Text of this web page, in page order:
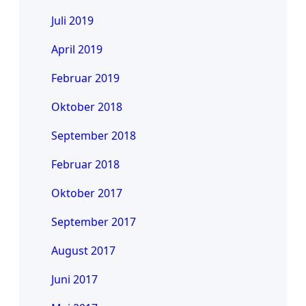
Juli 2019
April 2019
Februar 2019
Oktober 2018
September 2018
Februar 2018
Oktober 2017
September 2017
August 2017
Juni 2017